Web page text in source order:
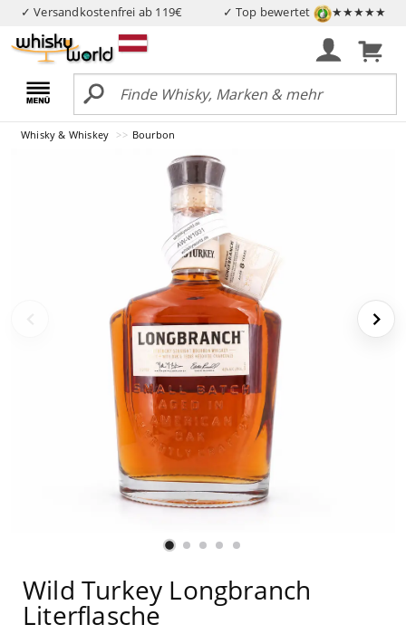
✓ Versandkostenfrei ab 119€ ✓ Top bewertet ★★★★★
Whisky & Whiskey Bourbon
Wild Turkey Longbranch
Literflasche